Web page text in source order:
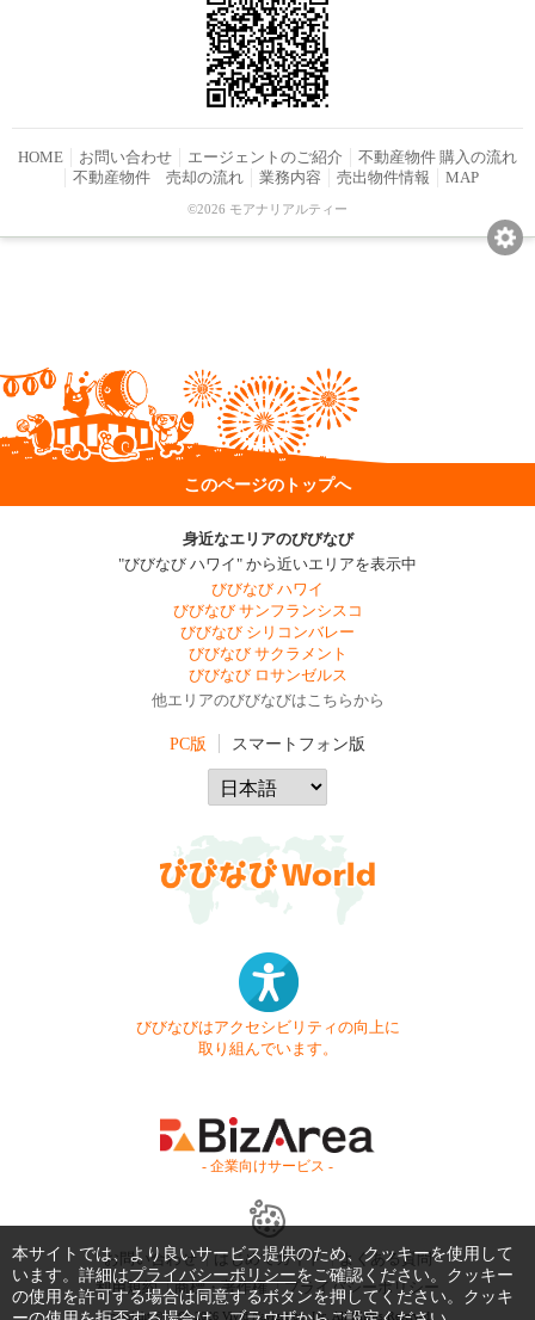
HOME お問い合わせ エージェントのご紹介
不動産物件 購入の流れ
不動産物件 売却の流れ
業務内容 売出物件情報 MAP
©2026 モアナリアルティー
このページのトップへ
身近なエリアのびびなび
"びびなび ハワイ" から近いエリアを表示中
びびなび ハワイ
びびなび サンフランシスコ
びびなび シリコンバレー
びびなび サクラメント
びびなび ロサンゼルス
他エリアのびびなびはこちらから
PC版 スマートフォン版
びびなびはアクセシビリティの向上に
取り組んでいます。
- 企業向けサービス -
お問い合わせ はじめてガイド
よくある質問
利用規約
商標・著作権 プライバシーポリシー
Copyright © 1999-2026 Vivid Navigation, Inc. All Rights Reserved.
本サイトでは、より良いサービス提供のため、クッキーを使用して
います。詳細はプライバシーポリシーをご確認ください。クッキー
の使用を許可する場合は同意するボタンを押してください。クッキ